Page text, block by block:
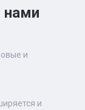
нами
и
и